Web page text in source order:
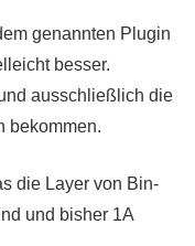
genannten Plugin
besser.
ausschließlich die
bekommen.
die Layer von Bin-
und bisher 1A